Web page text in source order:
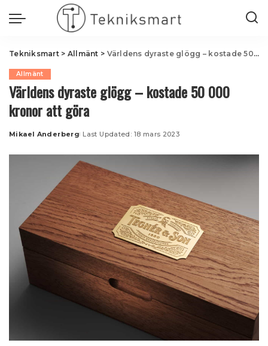
Tekniksmart> Allmänt > Världens dyraste glögg – kostade 50 000 kronor att göra
Allmänt
Världens dyraste glögg – kostade 50 000
kronor att göra
Posted
Mikael Anderberg Last Updated: 18 mars 2023